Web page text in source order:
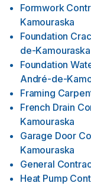
Formwork
Kamouraska
Foundation
de-Kamouraska
Foundation
André-de-
Framing
French Drain
Kamouraska
Garage Door
Kamouraska
General
Heat Pump